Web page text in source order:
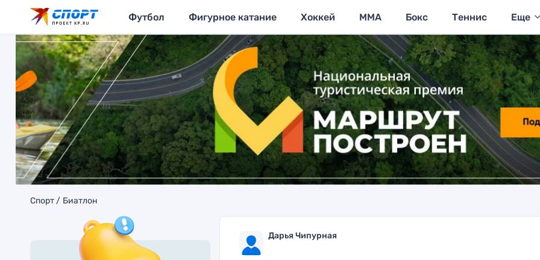
Футбол Фигурное катание Хоккей MMA Бокс Теннис Еще
Спорт Биатлон
Дарья Чипурная